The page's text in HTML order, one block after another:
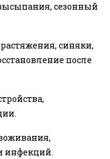
сезонный
синяки,
после
инфекций.